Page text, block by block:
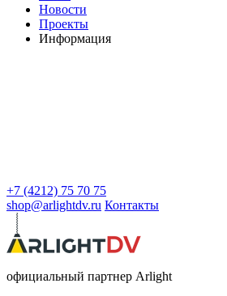
Новости
Проекты
Информация
+7 (4212) 75 70 75
shop@arlightdv.ru Контакты
официальный партнер Arlight